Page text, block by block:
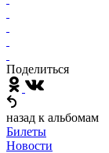
Поделиться
назад к альбомам
Билеты
Новости